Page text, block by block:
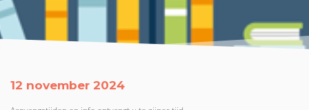
12 november 2024